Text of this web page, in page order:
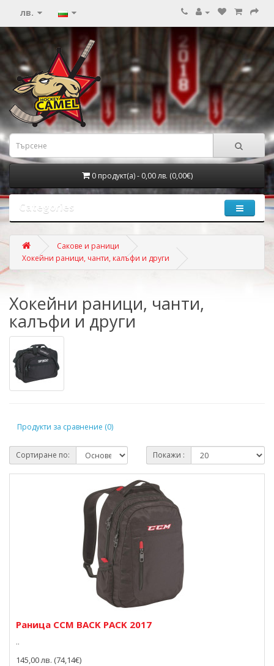
лв.
0 продукт(а) - 0,00 лв. (0,00€)
Categories
Сакове и раници
Хокейни раници, чанти, калъфи и други
Хокейни раници, чанти,
калъфи и други
Продукти за сравнение (0)
Сортиране по: Покажи :
Раница CCM BACK PACK 2017
..
145,00 лв. (74,14€)